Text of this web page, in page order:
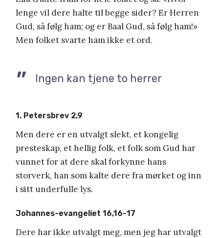
lenge vil dere halte til begge sider? Er Herren
Gud, så følg ham; og er Baal Gud, så følg ham!»
Men folket svarte ham ikke et ord.
Ingen kan tjene to herrer
1. Petersbrev 2,9
Men dere er en utvalgt slekt, et kongelig
presteskap, et hellig folk, et folk som Gud har
vunnet for at dere skal forkynne hans
storverk, han som kalte dere fra mørket og inn
i sitt underfulle lys.
Johannes-evangeliet 16,16-17
Dere har ikke utvalgt meg, men jeg har utvalgt